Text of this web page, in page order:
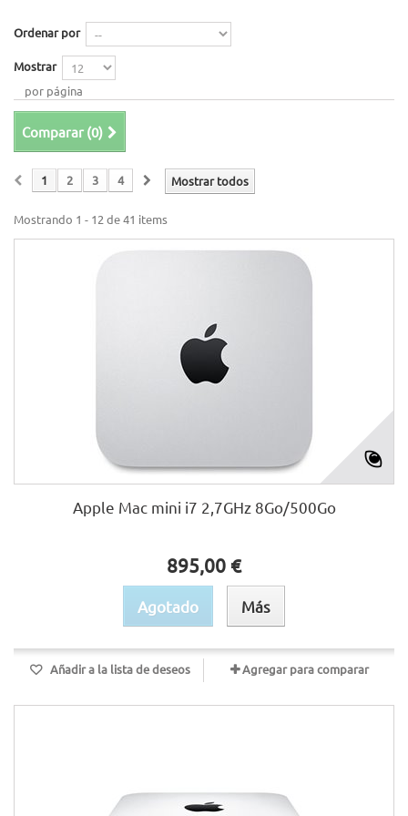
Ordenar por
Mostrar
por página
Comparar (0)
Mostrar todos
1 2 3 4
Mostrando 1 - 12 de 41 items
Apple Mac mini i7 2,7GHz 8Go/500Go
895,00 €
Agotado Más
Añadir a la lista de deseos Agregar para comparar